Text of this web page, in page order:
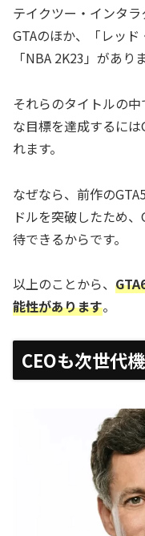
テイクツー・インタ
GTAのほか、「レッ
「NBA 2K23」があり
それらのタイトルの
な目標を達成するに
れます。
なぜなら、前作の
ドルを突破したため
待できるからです。
以上のことから、
能性があります。
CEOも次世代